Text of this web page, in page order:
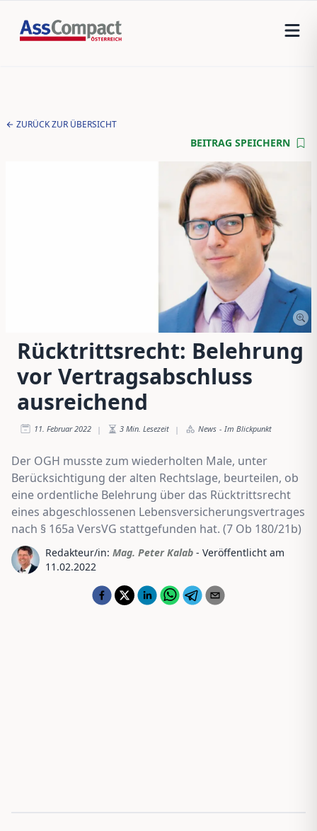
ZURÜCK ZUR ÜBERSICHT
BEITRAG SPEICHERN
Rücktrittsrecht: Belehrung
vor Vertragsabschluss
ausreichend
11. Februar 2022 | 3 Min. Lesezeit | News - Im Blickpunkt
Der OGH musste zum wiederholten Male, unter
Berücksichtigung der alten Rechtslage, beurteilen, ob
eine ordentliche Belehrung über das Rücktrittsrecht
eines abgeschlossenen Lebensversicherungsvertrages
nach § 165a VersVG stattgefunden hat. (7 Ob 180/21b)
Redakteur/in: Mag. Peter Kalab - Veröffentlicht am
11.02.2022